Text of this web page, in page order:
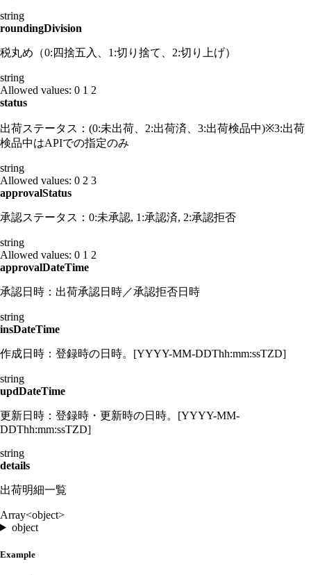
string
roundingDivision
税丸め（0:四捨五入、1:切り捨て、2:切り上げ）
string
Allowed values: 0 1 2
status
出荷ステータス：(0:未出荷、2:出荷済、3:出荷検品中)※3:出荷
検品中はAPIでの指定のみ
string
Allowed values: 0 2 3
approvalStatus
承認ステータス：0:未承認, 1:承認済, 2:承認拒否
string
Allowed values: 0 1 2
approvalDateTime
承認日時：出荷承認日時／承認拒否日時
string
insDateTime
作成日時：登録時の日時。[YYYY-MM-DDThh:mm:ssTZD]
string
updDateTime
更新日時：登録時・更新時の日時。[YYYY-MM-
DDThh:mm:ssTZD]
string
details
出荷明細一覧
Array<object>
object
Example